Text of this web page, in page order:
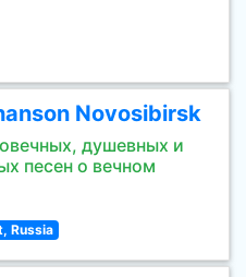
Novosibirsk
душевных и
песен о вечном
Russia